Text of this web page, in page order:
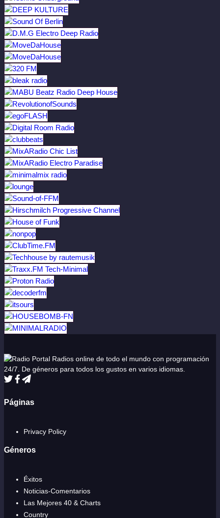
Radios online de todo el mundo con programación
24/7. De géneros para todos los gustos en varios idiomas.
Páginas
Privacy Policy
Géneros
Éxitos
Noticias-Comentarios
Las Mejores 40 & Charts
Country